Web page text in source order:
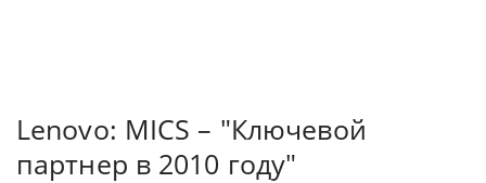
Lenovo: MICS – "Ключевой
партнер в 2010 году"